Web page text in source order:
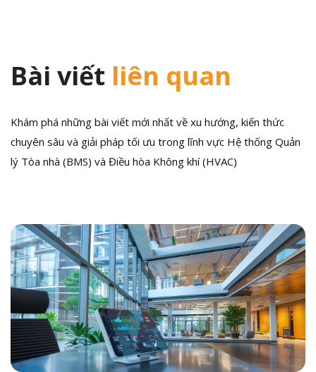
Bài viết liên quan
Khám phá những bài viết mới nhất về xu hướng, kiến thức
chuyên sâu và giải pháp tối ưu trong lĩnh vực Hệ thống Quản
lý Tòa nhà (BMS) và Điều hòa Không khí (HVAC)